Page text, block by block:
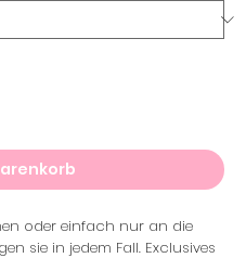
oder einfach nur an die
sie in jedem Fall. Exclusives